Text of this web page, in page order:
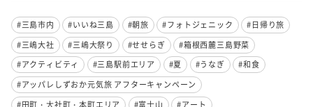
#三島市内 #いいね三島 #朝旅 #フォトジェニック
#日帰り旅
#三嶋大社
#三嶋大祭り #せせらぎ
#箱根西麓三島野菜
#アクティビティ
#三島駅前エリア #夏 #うなぎ
#和食
#アッパレしずおか元気旅 アフターキャンペーン